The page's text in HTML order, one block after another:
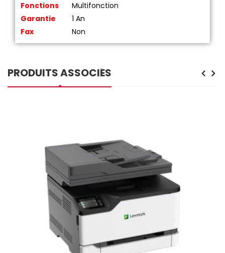
Fonctions
Multifonction
Garantie
1 An
Fax
Non
PRODUITS ASSOCIÉS